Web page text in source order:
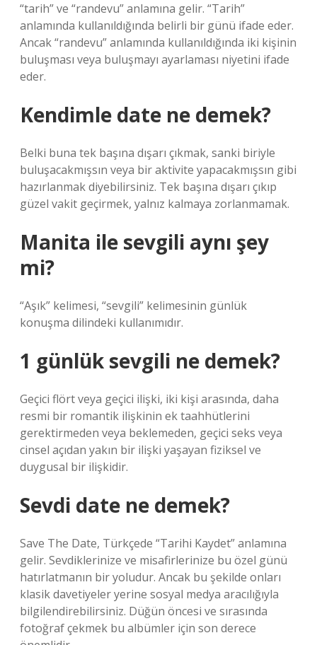
“tarih” ve “randevu” anlamına gelir. “Tarih”
anlamında kullanıldığında belirli bir günü ifade eder.
Ancak “randevu” anlamında kullanıldığında iki kişinin
buluşması veya buluşmayı ayarlaması niyetini ifade
eder.
Kendimle date ne demek?
Belki buna tek başına dışarı çıkmak, sanki biriyle
buluşacakmışsın veya bir aktivite yapacakmışsın gibi
hazırlanmak diyebilirsiniz. Tek başına dışarı çıkıp
güzel vakit geçirmek, yalnız kalmaya zorlanmamak.
Manita ile sevgili aynı şey
mi?
“Aşık” kelimesi, “sevgili” kelimesinin günlük
konuşma dilindeki kullanımıdır.
1 günlük sevgili ne demek?
Geçici flört veya geçici ilişki, iki kişi arasında, daha
resmi bir romantik ilişkinin ek taahhütlerini
gerektirmeden veya beklemeden, geçici seks veya
cinsel açıdan yakın bir ilişki yaşayan fiziksel ve
duygusal bir ilişkidir.
Sevdi date ne demek?
Save The Date, Türkçede “Tarihi Kaydet” anlamına
gelir. Sevdiklerinize ve misafirlerinize bu özel günü
hatırlatmanın bir yoludur. Ancak bu şekilde onları
klasik davetiyeler yerine sosyal medya aracılığıyla
bilgilendirebilirsiniz. Düğün öncesi ve sırasında
fotoğraf çekmek bu albümler için son derece